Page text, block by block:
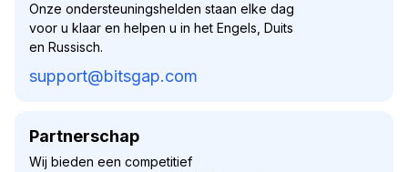
Onze ondersteuningshelden staan elke dag
voor u klaar en helpen u in het Engels, Duits
en Russisch.
support@bitsgap.com
Partnerschap
Wij bieden een competitief